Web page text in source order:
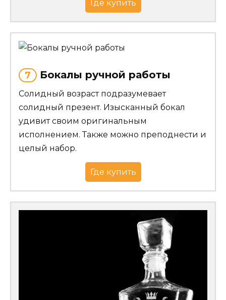
Где купить
7 Бокалы ручной работы
Солидный возраст подразумевает
солидный презент. Изысканный бокал
удивит своим оригинальным
исполнением. Также можно преподнести и
целый набор.
Где купить